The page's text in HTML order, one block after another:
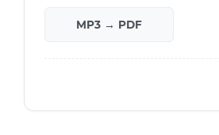
MP3 → PDF